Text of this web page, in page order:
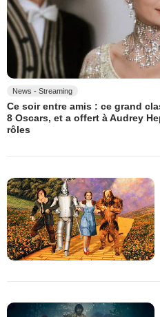
News - Streaming
Ce soir entre amis : ce grand
8 Oscars, et a offert à Audrey
rôles